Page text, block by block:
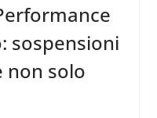
sospensioni
non solo